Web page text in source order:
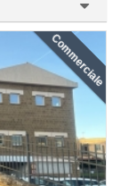
Commerciale